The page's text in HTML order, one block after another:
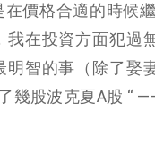
在價格合適的時候
我在投資方面犯過
明智的事（除了娶
幾股波克夏A股 “